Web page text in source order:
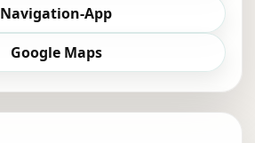
Navigation-App
Google Maps